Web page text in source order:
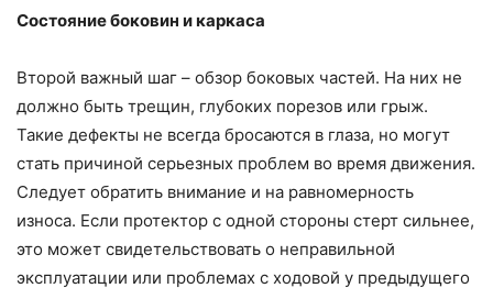
Состояние боковин и каркаса
Второй важный шаг – обзор боковых частей. На них не
должно быть трещин, глубоких порезов или грыж.
Такие дефекты не всегда бросаются в глаза, но могут
стать причиной серьезных проблем во время движения.
Следует обратить внимание и на равномерность
износа. Если протектор с одной стороны стерт сильнее,
это может свидетельствовать о неправильной
эксплуатации или проблемах с ходовой у предыдущего